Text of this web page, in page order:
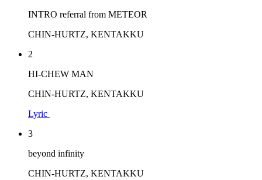
INTRO referral from METEOR
CHIN-HURTZ, KENTAKKU
2
HI-CHEW MAN
CHIN-HURTZ, KENTAKKU
Lyric
3
beyond infinity
CHIN-HURTZ, KENTAKKU